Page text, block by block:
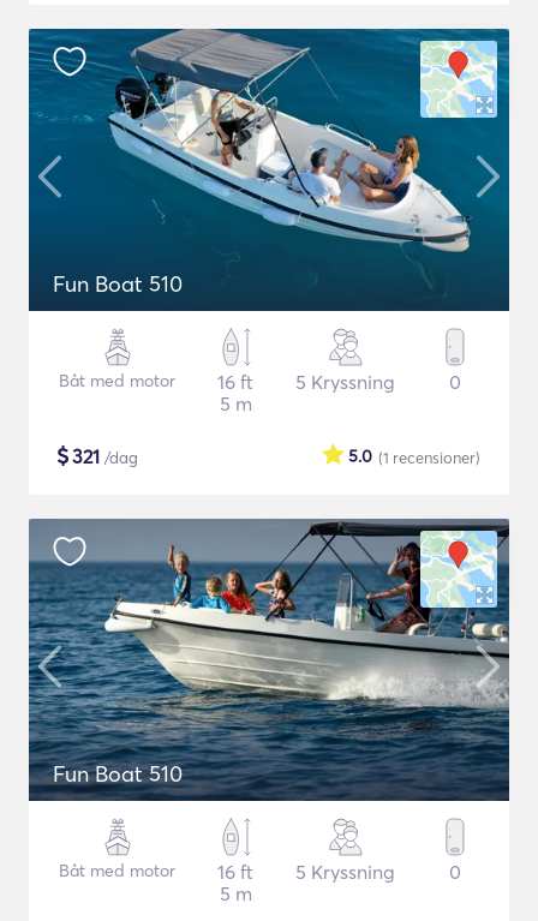
Fun Boat 510
Båt med motor
16 ft
5 m
5 Kryssning 0
$321 /dag (1 recensioner)
5.0
Fun Boat 510
Båt med motor
16 ft
5 m
5 Kryssning 0